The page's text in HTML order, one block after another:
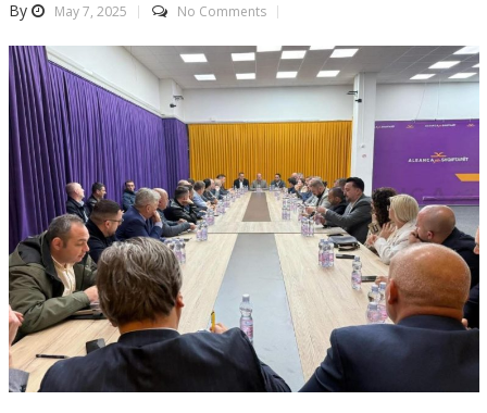
By May 7, 2025 No Comments